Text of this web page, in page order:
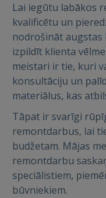
Lai iegūtu labākos
kvalificētu un
nodrošināt
izpildīt klienta
meistari ir tie, kuri
konsultāciju un
materiālus, kas
Tāpat ir svarīgi
remontdarbus, lai
budžetam. Mājas
remontdarbu
speciālistiem,
būvniekiem.